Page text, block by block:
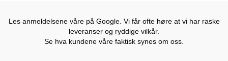
Les anmeldelsene våre på Google. Vi får ofte høre at vi har raske
leveranser og ryddige vilkår.
Se hva kundene våre faktisk synes om oss.